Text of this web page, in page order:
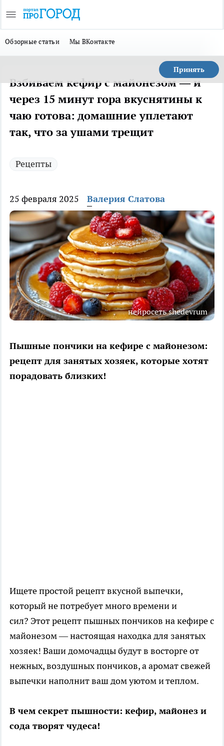
Обзорные статьи Мы ВКонтакте
Принять
Взбиваем кефир с майонезом — и
через 15 минут гора вкуснятины к
чаю готова: домашние уплетают
так, что за ушами трещит
Рецепты
25 февраля 2025 Валерия Слатова
нейросеть shedevrum
Пышные пончики на кефире с майонезом:
рецепт для занятых хозяек, которые хотят
порадовать близких!
Ищете простой рецепт вкусной выпечки,
который не потребует много времени и
сил? Этот рецепт пышных пончиков на кефире с
майонезом — настоящая находка для занятых
хозяек! Ваши домочадцы будут в восторге от
нежных, воздушных пончиков, а аромат свежей
выпечки наполнит ваш дом уютом и теплом.
В чем секрет пышности: кефир, майонез и
сода творят чудеса!